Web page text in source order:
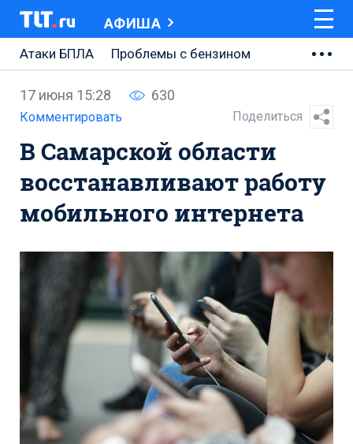
АФИША
Атаки БПЛА
Проблемы с бензином
Ремонт Центральной площади
Ремонт Обводного шоссе
Набережная Тольятти
Неделя Тольятти
17 июня 15:28 630
Комментировать Поделиться
В Самарской области
восстанавливают работу
мобильного интернета